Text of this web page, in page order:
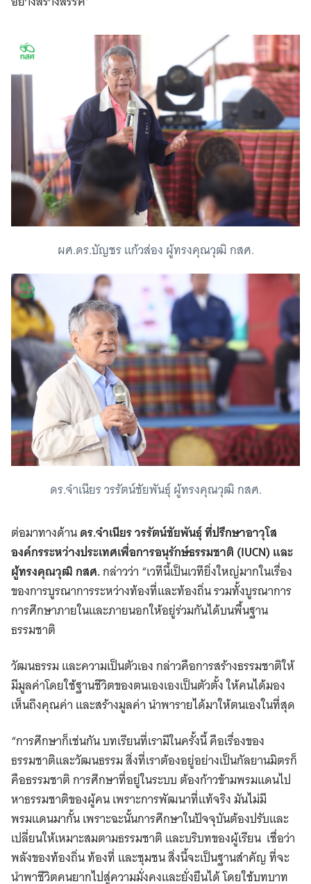
ผศ.ดร.บัญชร แก้วส่อง ผู้ทรงคุณวุฒิ กสศ.
ดร.จำเนียร วรรัตน์ชัยพันธุ์ ผู้ทรงคุณวุฒิ กสศ.
ต่อมาทางด้านดร.จำเนียรวรรัตน์ชัยพันธุ์ ที่ปรึกษาอาวุโส
องค์กรระหว่างประเทศเพื่อการอนุรักษ์ธรรมชาติ (IUCN) และ
ผู้ทรงคุณวุฒิ กสศ.กล่าวว่า “เวทีนี้เป็นเวทียิ่งใหญ่มากในเรื่อง
ของการบูรณาการระหว่างท้องที่และท้องถิ่น รวมทั้งบูรณาการ
การศึกษาภายในและภายนอกให้อยู่ร่วมกันได้บนพื้นฐาน
ธรรมชาติ
วัฒนธรรม และความเป็นตัวเอง กล่าวคือการสร้างธรรมชาติให้
มีมูลค่าโดยใช้ฐานชีวิตของตนเองเองเป็นตัวตั้ง ให้คนได้มอง
เห็นถึงคุณค่า และสร้างมูลค่า นำพารายได้มาให้ตนเองในที่สุด
“การศึกษาก็เช่นกัน บทเรียนที่เรามีในครั้งนี้ คือเรื่องของ
ธรรมชาติและวัฒนธรรม สิ่งที่เราต้องอยู่อย่างเป็นกัลยานมิตรก็
คือธรรมชาติ การศึกษาที่อยู่ในระบบ ต้องก้าวข้ามพรมแดนไป
หาธรรมชาติของผู้คน เพราะการพัฒนาที่แท้จริง มันไม่มี
พรมแดนมากั้น เพราะฉะนั้นการศึกษาในปัจจุบันต้องปรับและ
เปลี่ยนให้เหมาะสมตามธรรมชาติ และบริบทของผู้เรียน เชื่อว่า
พลังของท้องถิ่น ท้องที่ และชุมชน สิ่งนี้จะเป็นฐานสำคัญ ที่จะ
นำพาชีวิตคนยากไปสู่ความมั่งคงและยั่งยืนได้ โดยใช้บทบาท